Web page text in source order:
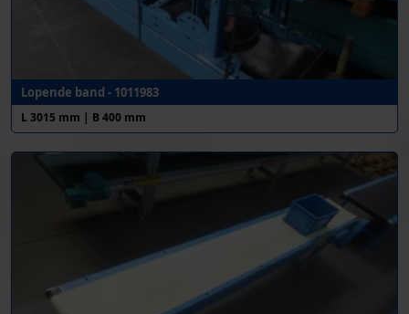
Lopende band - 1011983
L 3015 mm | B 400 mm